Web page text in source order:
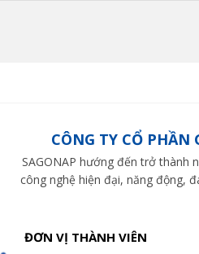
CÔNG TY CỔ
SAGONAP hướng đến trở thành
công nghệ hiện đại, năng động,
ĐƠN VỊ THÀNH VIÊN